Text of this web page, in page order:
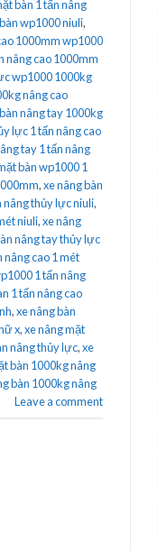
bàn 1 tấn nâng
wp1000 niuli,
1000mm wp1000
nâng cao 1000mm
wp1000 1000kg
nâng cao
bàn nâng tay 1000kg
lực 1 tấn nâng cao
tay 1 tấn nâng
bàn wp1000 1
,xe nâng bàn
nâng thủy lực niuli,
niuli,xe nâng
nâng tay thủy lực
nâng cao 1 mét
1 tấn nâng
1 tấn nâng cao
,xe nâng bàn
x,xe nâng mặt
nâng thủy lực,xe
bàn 1000kg nâng
bàn 1000kg nâng
Leave a comment